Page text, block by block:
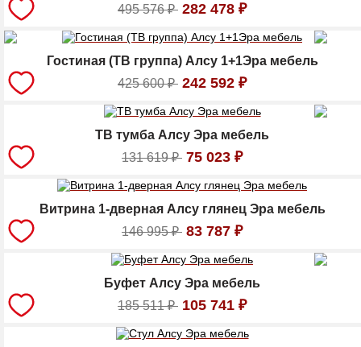
495 576₽ 282 478 ₽
Гостиная (ТВ группа) Алсу 1+1Эра мебель
425 600₽ 242 592 ₽
ТВ тумба Алсу Эра мебель
131 619₽ 75 023 ₽
Витрина 1-дверная Алсу глянец Эра мебель
146 995₽ 83 787 ₽
Буфет Алсу Эра мебель
185 511₽ 105 741 ₽